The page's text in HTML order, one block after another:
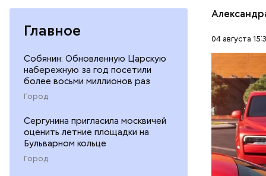
Главное
Собянин: Обновленную Царскую
набережную за год посетили
более восьми миллионов раз
Город
Сергунина пригласила москвичей
оценить летние площадки на
Бульварном кольце
Город
04 августа
В мае
Гусейна
неуплате
размере.
НАЛОГИ
ГАСАН